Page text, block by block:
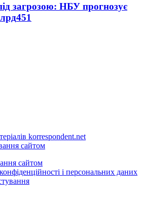
загрозою: НБУ прогнозує
451
korrespondent.net
сайтом
сайтом
і персональних даних